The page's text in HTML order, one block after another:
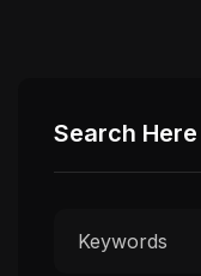
Search Here